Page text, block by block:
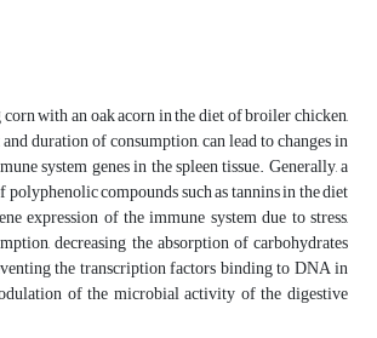
with an oak acorn in the diet of broiler chicken,
duration of consumption, can lead to changes in
system genes in the spleen tissue. Generally, a
compounds such as tannins in the diet
expression of the immune system due to stress,
decreasing the absorption of carbohydrates
the transcription factors binding to DNA in
of the microbial activity of the digestive